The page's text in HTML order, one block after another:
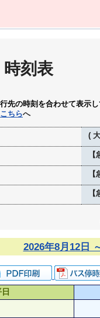
時刻表
先の時刻を合わせて表示
こちらへ
(
2026年8月12日